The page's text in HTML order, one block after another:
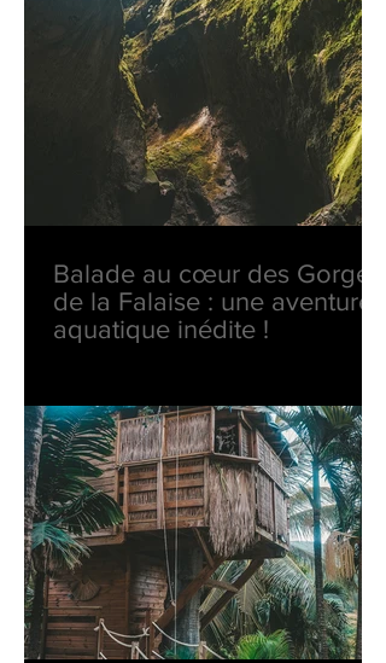
Balade au cœur des Gorges
de la Falaise : une aventure
aquatique inédite !